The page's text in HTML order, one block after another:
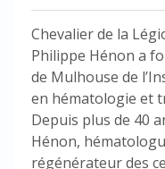
Chevalier de la
Philippe Hénon a
de Mulhouse de
en hématologie et
Depuis plus de 40
Hénon,
régénérateur des